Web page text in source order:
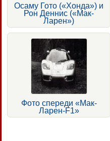
Осаму Гото («Хонда») и
Рон Деннис («Мак-
Ларен»)
Фото спереди «Мак-
Ларен-F1»